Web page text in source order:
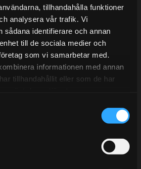
tillhandahålla funktioner
analysera vår trafik. Vi
sådana identifierare och annan
till de sociala medier och
som vi samarbetar med.
informationen med annan
tillhandahållit eller som de har